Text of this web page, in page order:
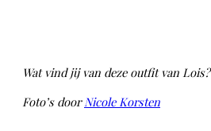
Wat vind jij van deze outfit van Lois?
Foto’s door Nicole Korsten